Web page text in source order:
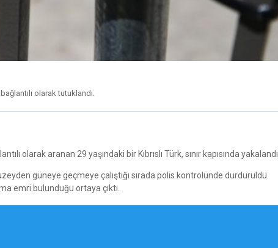
olarak tutuklandı.
olarak aranan 29 yaşındaki bir Kıbrıslı Türk, sınır kapısında yakalandı.
güneye geçmeye çalıştığı sırada polis kontrolünde durduruldu.
emri bulunduğu ortaya çıktı.